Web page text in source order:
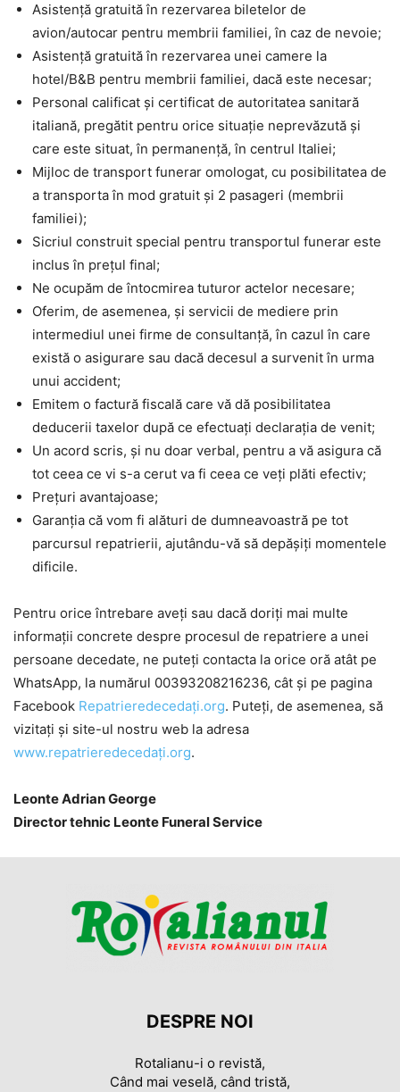
Asistență gratuită în rezervarea biletelor de
avion/autocar pentru membrii familiei, în caz de nevoie;
Asistență gratuită în rezervarea unei camere la
hotel/B&B pentru membrii familiei, dacă este necesar;
Personal calificat și certificat de autoritatea sanitară
italiană, pregătit pentru orice situație neprevăzută și
care este situat, în permanență, în centrul Italiei;
Mijloc de transport funerar omologat, cu posibilitatea de
a transporta în mod gratuit și 2 pasageri (membrii
familiei);
Sicriul construit special pentru transportul funerar este
inclus în prețul final;
Ne ocupăm de întocmirea tuturor actelor necesare;
Oferim, de asemenea, și servicii de mediere prin
intermediul unei firme de consultanță, în cazul în care
există o asigurare sau dacă decesul a survenit în urma
unui accident;
Emitem o factură fiscală care vă dă posibilitatea
deducerii taxelor după ce efectuați declarația de venit;
Un acord scris, și nu doar verbal, pentru a vă asigura că
tot ceea ce vi s-a cerut va fi ceea ce veți plăti efectiv;
Prețuri avantajoase;
Garanția că vom fi alături de dumneavoastră pe tot
parcursul repatrierii, ajutându-vă să depășiți momentele
dificile.
Pentru orice întrebare aveți sau dacă doriți mai multe
informații concrete despre procesul de repatriere a unei
persoane decedate, ne puteți contacta la orice oră atât pe
WhatsApp, la numărul 00393208216236, cât și pe pagina
Facebook Repatrieredecedați.org. Puteți, de asemenea, să
vizitați și site-ul nostru web la adresa
www.repatrieredecedați.org.
Leonte Adrian George
Director tehnic Leonte Funeral Service
DESPRE NOI
Rotalianu-i o revistă,
Când mai veselă, când tristă,